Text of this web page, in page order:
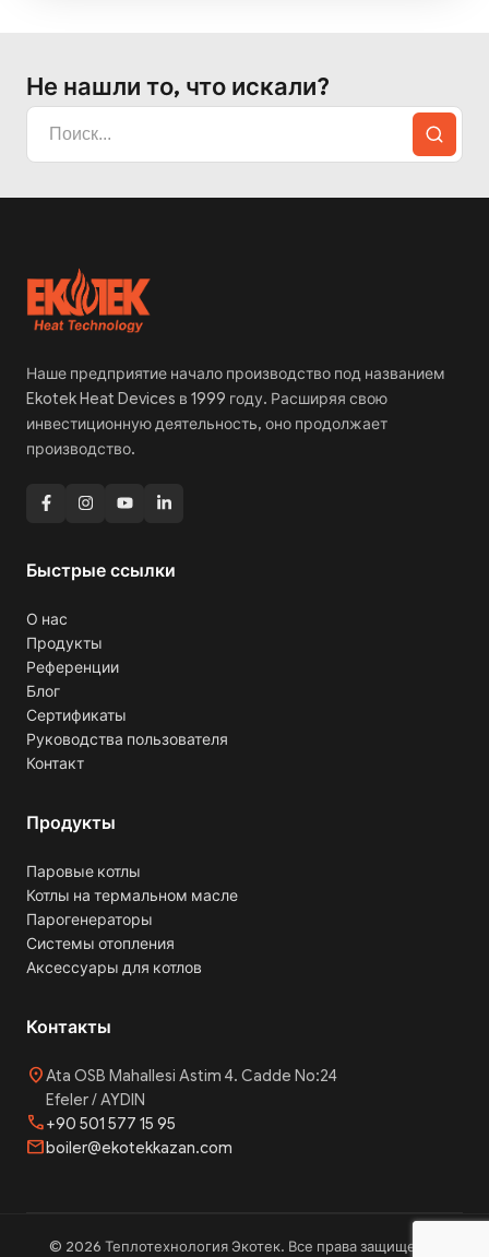
Не нашли то, что искали?
Наше предприятие начало производство под названием
Ekotek Heat Devices в 1999 году. Расширяя свою
инвестиционную деятельность, оно продолжает
производство.
Быстрые ссылки
О нас
Продукты
Референции
Блог
Сертификаты
Руководства пользователя
Контакт
Продукты
Паровые котлы
Котлы на термальном масле
Парогенераторы
Системы отопления
Аксессуары для котлов
Контакты
location_onAta OSB Mahallesi Astim 4. Cadde No:24
Efeler / AYDIN
phone+90 501 577 15 95
mailboiler@ekotekkazan.com
© 2026 Теплотехнология Экотек. Все права защищены.